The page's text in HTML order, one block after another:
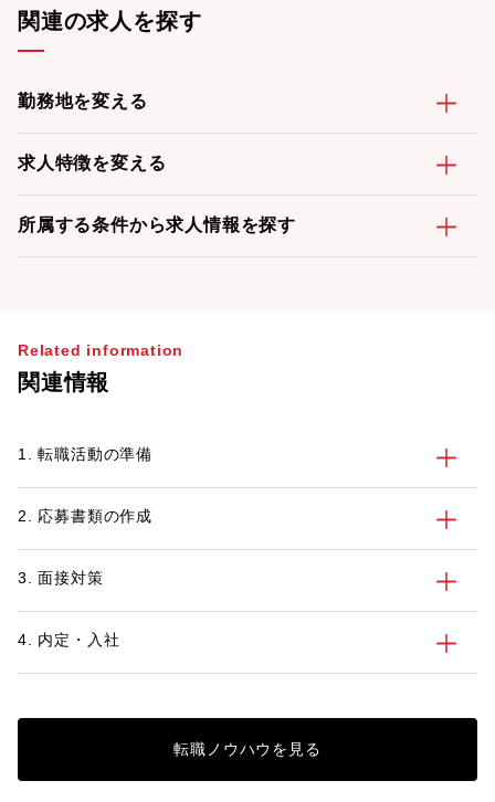
関連の求人を探す
勤務地を変える
求人特徴を変える
所属する条件から求人情報を探す
Related information
関連情報
1. 転職活動の準備
2. 応募書類の作成
3. 面接対策
4. 内定・入社
転職ノウハウを見る